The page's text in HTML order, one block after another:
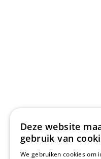
Deze website
gebruik van
We gebruiken cookies om